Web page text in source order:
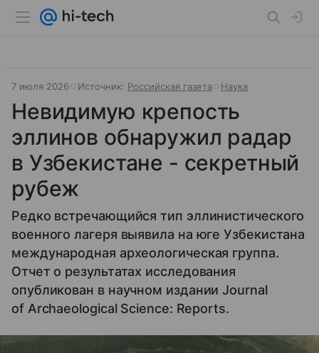
7 июля 2026 Источник: Российская газета Наука
Невидимую крепость
эллинов обнаружил радар
в Узбекистане - секретный
рубеж
Редко встречающийся тип эллинистического
военного лагеря выявила на юге Узбекистана
международная археологическая группа.
Отчет о результатах исследования
опубликован в научном издании Journal
of Archaeological Science: Reports.